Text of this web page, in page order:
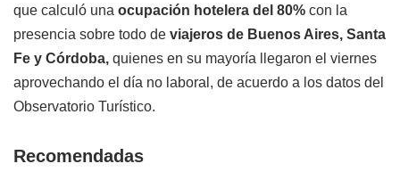
que calculó una ocupación hotelera del 80% con la
presencia sobre todo de viajeros de Buenos Aires, Santa
Fe y Córdoba, quienes en su mayoría llegaron el viernes
aprovechando el día no laboral, de acuerdo a los datos del
Observatorio Turístico.
Recomendadas